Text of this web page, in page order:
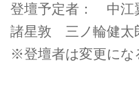
登壇予定者： 中
諸星敦 三ノ輪健
※登壇者は変更にな